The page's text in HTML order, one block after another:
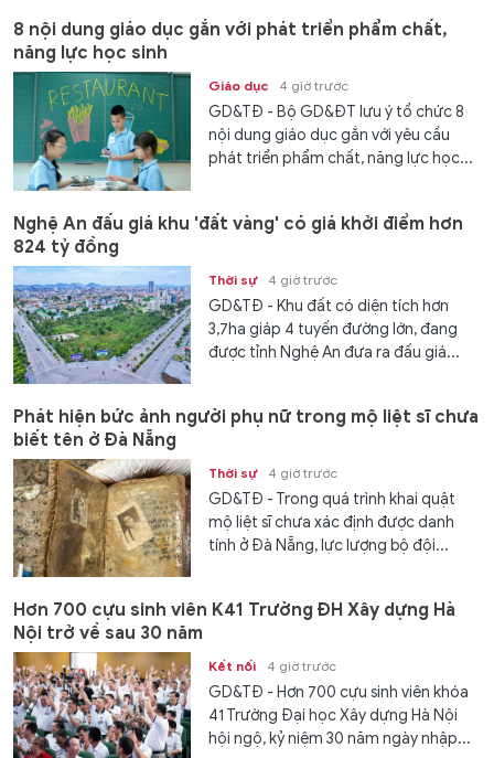
8 nội dung giáo dục gắn với phát triển phẩm chất,
năng lực học sinh
Giáo dục 4 giờ trước
GD&TĐ - Bộ GD&ĐT lưu ý tổ chức 8
nội dung giáo dục gắn với yêu cầu
phát triển phẩm chất, năng lực học...
Nghệ An đấu giá khu 'đất vàng' có giá khởi điểm hơn
824 tỷ đồng
Thời sự 4 giờ trước
GD&TĐ - Khu đất có diện tích hơn
3,7ha giáp 4 tuyến đường lớn, đang
được tỉnh Nghệ An đưa ra đấu giá...
Phát hiện bức ảnh người phụ nữ trong mộ liệt sĩ chưa
biết tên ở Đà Nẵng
Thời sự 4 giờ trước
GD&TĐ - Trong quá trình khai quật
mộ liệt sĩ chưa xác định được danh
tính ở Đà Nẵng, lực lượng bộ đội...
Hơn 700 cựu sinh viên K41 Trường ĐH Xây dựng Hà
Nội trở về sau 30 năm
Kết nối 4 giờ trước
GD&TĐ - Hơn 700 cựu sinh viên khóa
41 Trường Đại học Xây dựng Hà Nội
hội ngộ, kỷ niệm 30 năm ngày nhập...